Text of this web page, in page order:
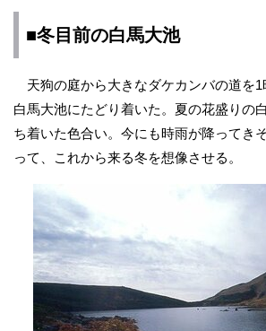
■冬目前の白馬大池
天狗の庭から大きなダケカンバの道を1
白馬大池にたどり着いた。夏の花盛りの
ち着いた色合い。今にも時雨が降ってき
って、これから来る冬を想像させる。